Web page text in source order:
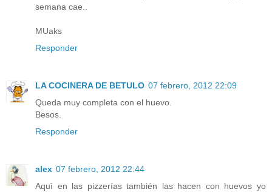
semana cae..
MUaks
Responder
LA COCINERA DE BETULO 07 febrero, 2012 22:09
Queda muy completa con el huevo.
Besos.
Responder
alex 07 febrero, 2012 22:44
Aquì en las pizzerías también las hacen con huevos yo